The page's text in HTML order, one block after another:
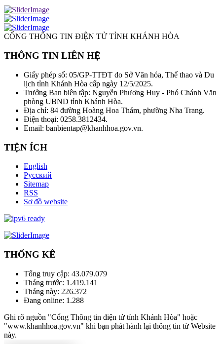
CỔNG THÔNG TIN ĐIỆN TỬ TỈNH KHÁNH HÒA
THÔNG TIN LIÊN HỆ
Giấy phép số: 05/GP-TTĐT do Sở Văn hóa, Thể thao và Du
lịch tỉnh Khánh Hòa cấp ngày 12/5/2025.
Trưởng Ban biên tập: Nguyễn Phương Huy - Phó Chánh Văn
phòng UBND tỉnh Khánh Hòa.
Địa chỉ: 84 đường Hoàng Hoa Thám, phường Nha Trang.
Điện thoại: 0258.3812434.
Email: banbientap@khanhhoa.gov.vn.
TIỆN ÍCH
English
Русский
Sitemap
RSS
Sơ đồ website
THỐNG KÊ
Tổng truy cập: 43.079.079
Tháng trước: 1.419.141
Tháng này: 226.372
Đang online: 1.288
Ghi rõ nguồn "Cổng Thông tin điện tử tỉnh Khánh Hòa" hoặc
"www.khanhhoa.gov.vn" khi bạn phát hành lại thông tin từ Website
này.